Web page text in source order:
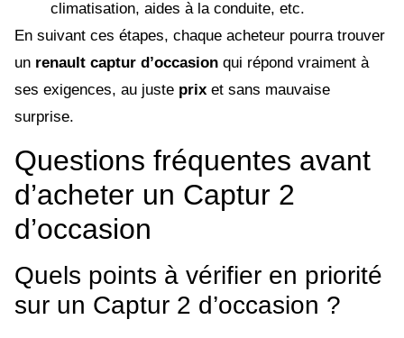
climatisation, aides à la conduite, etc.
En suivant ces étapes, chaque acheteur pourra trouver
un renault captur d’occasion qui répond vraiment à
ses exigences, au juste prix et sans mauvaise
surprise.
Questions fréquentes avant
d’acheter un Captur 2
d’occasion
Quels points à vérifier en priorité
sur un Captur 2 d’occasion ?